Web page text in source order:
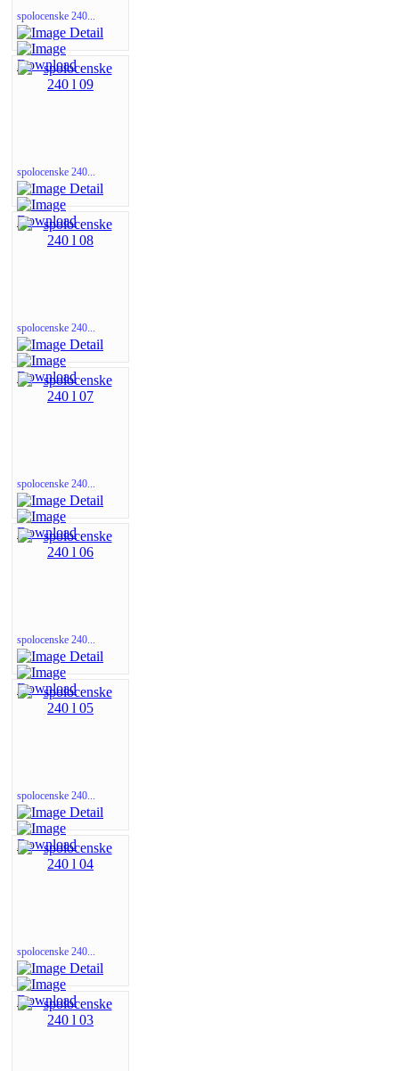
spolocenske 240...
spolocenske 240...
spolocenske 240...
spolocenske 240...
spolocenske 240...
spolocenske 240...
spolocenske 240...